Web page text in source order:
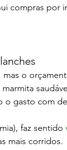
compras por
o
gasto com
faz sentido
mais corridos.